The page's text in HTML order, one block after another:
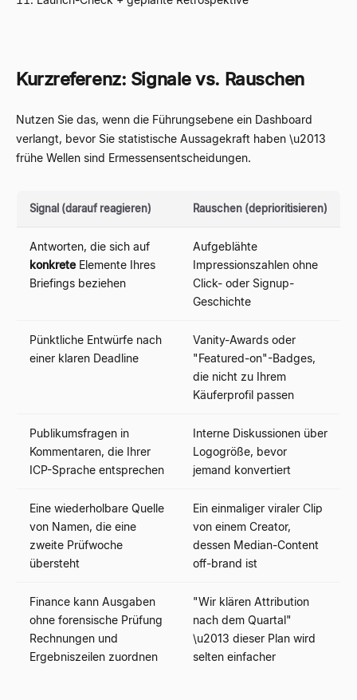
Kurzreferenz: Signale vs. Rauschen
Nutzen Sie das, wenn die Führungsebene ein Dashboard
verlangt, bevor Sie statistische Aussagekraft haben \u2013
frühe Wellen sind Ermessensentscheidungen.
Signal (darauf reagieren) Rauschen (deprioritisieren)
Antworten, die sich auf
konkreteElemente Ihres
Briefings beziehen
Aufgeblähte
Impressionszahlen ohne
Click- oder Signup-
Geschichte
Pünktliche Entwürfe nach
einer klaren Deadline
Vanity-Awards oder
"Featured-on"-Badges,
die nicht zu Ihrem
Käuferprofil passen
Publikumsfragen in
Kommentaren, die Ihrer
ICP-Sprache entsprechen
Interne Diskussionen über
Logogröße, bevor
jemand konvertiert
Eine wiederholbare Quelle
von Namen, die eine
zweite Prüfwoche
übersteht
Ein einmaliger viraler Clip
von einem Creator,
dessen Median-Content
off-brand ist
Finance kann Ausgaben
ohne forensische Prüfung
Rechnungen und
Ergebniszeilen zuordnen
"Wir klären Attribution
nach dem Quartal"
\u2013 dieser Plan wird
selten einfacher